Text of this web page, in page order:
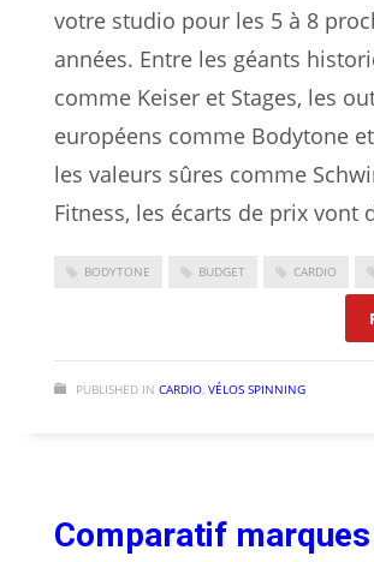
votre studio pour les 5 à 8
années. Entre les géants
comme Keiser et Stages, les
européens comme Bodytone
les valeurs sûres comme
Fitness, les écarts de prix vont
BODYTONE BUDGET CARDIO
PUBLISHED IN CARDIO, VÉLOS SPINNING
Comparatif